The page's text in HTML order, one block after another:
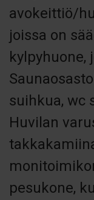
avokeittiö/
joissa on
kylpyhuone,
suihkua, wc
Huvilan
pesukone,